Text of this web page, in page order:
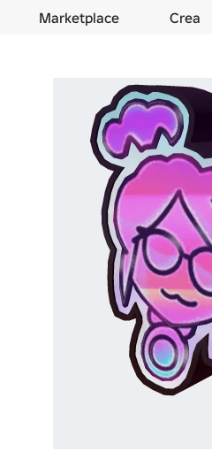
Marketplace Crea